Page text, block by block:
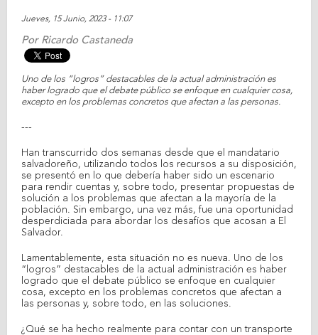
Jueves, 15 Junio, 2023 - 11:07
Por Ricardo Castaneda
Uno de los “logros” destacables de la actual administración es
haber logrado que el debate público se enfoque en cualquier cosa,
excepto en los problemas concretos que afectan a las personas.
---
Han transcurrido dos semanas desde que el mandatario
salvadoreño, utilizando todos los recursos a su disposición,
se presentó en lo que debería haber sido un escenario
para rendir cuentas y, sobre todo, presentar propuestas de
solución a los problemas que afectan a la mayoría de la
población. Sin embargo, una vez más, fue una oportunidad
desperdiciada para abordar los desafíos que acosan a El
Salvador.
Lamentablemente, esta situación no es nueva. Uno de los
“logros” destacables de la actual administración es haber
logrado que el debate público se enfoque en cualquier
cosa, excepto en los problemas concretos que afectan a
las personas y, sobre todo, en las soluciones.
¿Qué se ha hecho realmente para contar con un transporte